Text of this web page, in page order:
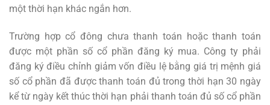
một thời hạn khác ngắn hơn.
Trường hợp cổ đông chưa thanh toán hoặc thanh toán
được một phần số cổ phần đăng ký mua. Công ty phải
đăng ký điều chỉnh giảm vốn điều lệ bằng giá trị mệnh giá
số cổ phần đã được thanh toán đủ trong thời hạn 30 ngày
kể từ ngày kết thúc thời hạn phải thanh toán đủ số cổ phần